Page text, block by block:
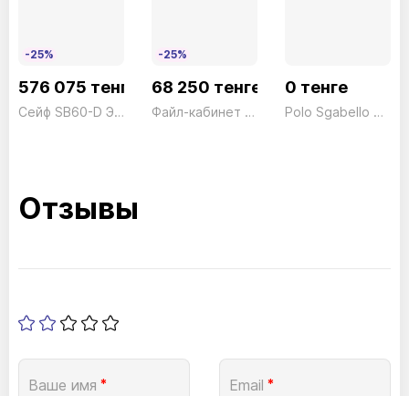
-25%
576 075 тенге
Сейф SB60-D Электронный President ш690*г597*в1275 295кг
-25%
68 250 тенге
Файл-кабинет 2 ящика FC02 серый President
0 тенге
Polo Sgabello Rivestito
Отзывы
Ваше имя * Email *